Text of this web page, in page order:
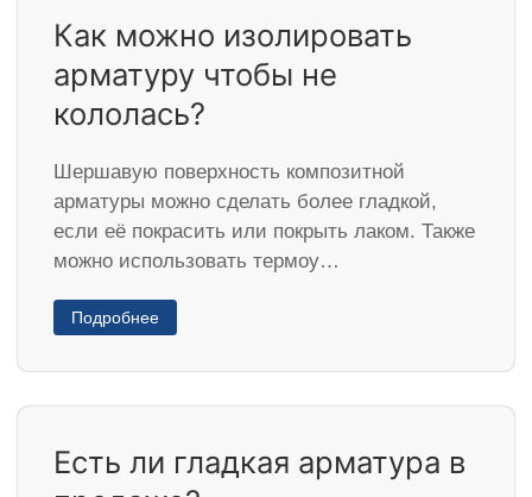
Как можно изолировать
арматуру чтобы не
кололась?
Шершавую поверхность композитной
арматуры можно сделать более гладкой,
если её покрасить или покрыть лаком. Также
можно использовать термоу…
Подробнее
Есть ли гладкая арматура в